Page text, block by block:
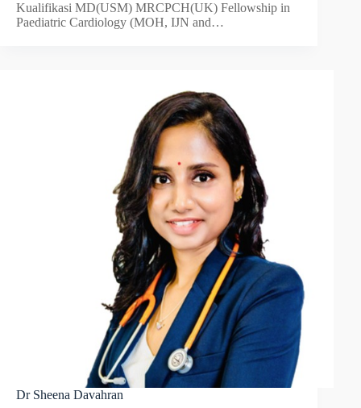
Kualifikasi MD(USM) MRCPCH(UK) Fellowship in
Paediatric Cardiology (MOH, IJN and…
Dr Sheena Davahran